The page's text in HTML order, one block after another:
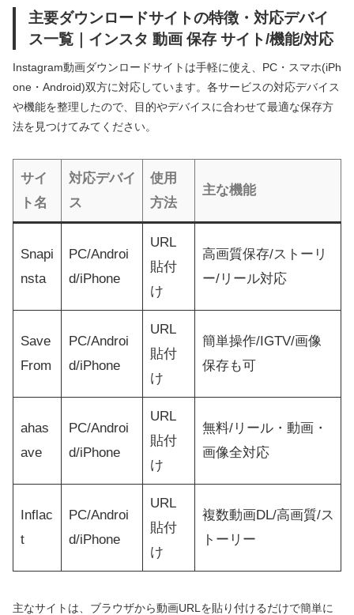
主要ダウンロードサイトの特徴・対応デバイ
ス一覧｜インスタ 動画 保存 サイト/機能/対応
Instagram動画ダウンロードサイトは手軽に使え、PC・スマホ(iPh
one・Android)双方に対応しています。各サービスの対応デバイス
や機能を整理したので、目的やデバイスに合わせて最適な保存方
法を見つけてみてください。
サイ
ト名
対応デバイ
ス
使用
方法
主な機能
Snapi
nsta
PC/Androi
d/iPhone
URL
貼付
け
高画質保存/ストーリ
ー/リール対応
Save
From
PC/Androi
d/iPhone
URL
貼付
け
簡単操作/IGTV/画像
保存も可
ahas
ave
PC/Androi
d/iPhone
URL
貼付
け
無料/リール・動画・
画像全対応
Inflac
t
PC/Androi
d/iPhone
URL
貼付
け
複数動画DL/高画質/ス
トーリー
主なサイトは、ブラウザから動画URLを貼り付けるだけで簡単に